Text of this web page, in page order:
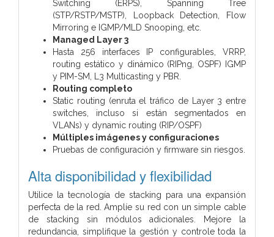
Switching (ERPS), Spanning Tree
(STP/RSTP/MSTP), Loopback Detection, Flow
Mirroring e IGMP/MLD Snooping, etc.
Managed Layer 3
Hasta 256 interfaces IP configurables, VRRP,
routing estático y dinámico (RIPng, OSPF) IGMP
y PIM-SM, L3 Multicasting y PBR.
Routing completo
Static routing (enruta el tráfico de Layer 3 entre
switches, incluso si están segmentados en
VLANs) y dynamic routing (RIP/OSPF)
Múltiples imágenes y configuraciones
Pruebas de configuración y firmware sin riesgos.
Alta disponibilidad y flexibilidad
Utilice la tecnología de stacking para una expansión
perfecta de la red. Amplíe su red con un simple cable
de stacking sin módulos adicionales. Mejore la
redundancia, simplifique la gestión y controle toda la